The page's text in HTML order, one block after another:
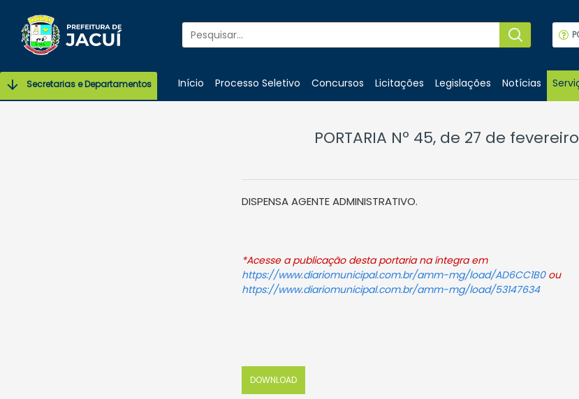
Secretarias e Departamentos Início Processo Seletivo Concursos Licitações Legislações Notícias
PORTARIA Nº 45, de 27 de
DISPENSA AGENTE ADMINISTRATIVO.
*Acesse a publicação desta portaria na íntegra em
https://www.diariomunicipal.com.br/amm-mg/load/AD6CC1B0ou
https://www.diariomunicipal.com.br/amm-mg/load/53147634
DOWNLOAD